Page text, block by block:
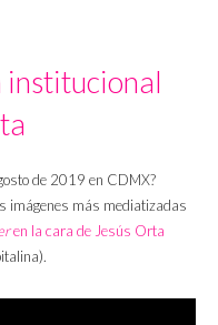
institucional
de 2019 en CDMX?
imágenes más mediatizadas
en la cara de Jesús Orta